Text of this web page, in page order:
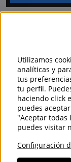
ACCESORIOS
Utilizamos
analíticas y
tus
tu perfil.
haciendo click
puedes
"Aceptar todas
puedes visitar
Configuración